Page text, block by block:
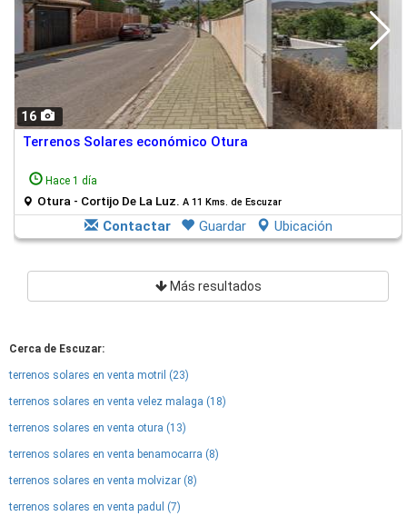
16
Terrenos Solares económico Otura
Hace 1 día
Otura - Cortijo De La Luz. A 11 Kms. de Escuzar
Contactar Guardar Ubicación
Más resultados
Cerca de Escuzar:
terrenos solares en venta motril (23)
terrenos solares en venta velez malaga (18)
terrenos solares en venta otura (13)
terrenos solares en venta benamocarra (8)
terrenos solares en venta molvizar (8)
terrenos solares en venta padul (7)